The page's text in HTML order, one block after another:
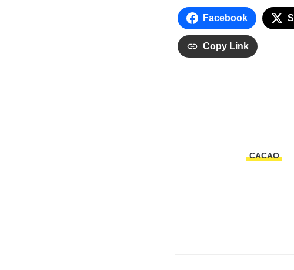
Facebook
Copy Link
CACAO